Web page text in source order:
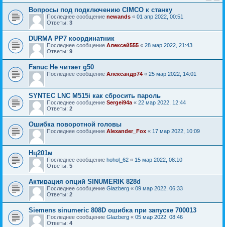
Вопросы под подключению CIMCO к станку
Последнее сообщение newands « 01 апр 2022, 00:51
Ответы: 3
DURMA PP7 координатник
Последнее сообщение Алексей555 « 28 мар 2022, 21:43
Ответы: 9
Fanuc Не читает g50
Последнее сообщение Александр74 « 25 мар 2022, 14:01
SYNTEC LNC M515i как сбросить пароль
Последнее сообщение Sergei94а « 22 мар 2022, 12:44
Ответы: 2
Ошибка поворотной головы
Последнее сообщение Alexander_Fox « 17 мар 2022, 10:09
Нц201м
Последнее сообщение hohol_62 « 15 мар 2022, 08:10
Ответы: 5
Активация опций SINUMERIK 828d
Последнее сообщение Glazberg « 09 мар 2022, 06:33
Ответы: 2
Siemens sinumeric 808D ошибка при запуске 700013
Последнее сообщение Glazberg « 05 мар 2022, 08:46
Ответы: 4